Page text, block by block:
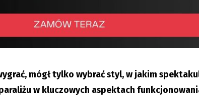
mógł tylko wybrać styl, w jakim
w kluczowych aspektach